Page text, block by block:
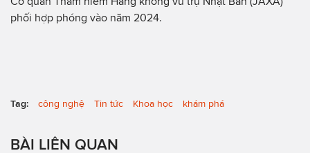
phối hợp phóng vào năm 2024.
Tag: công nghệ Tin tức Khoa học khám phá
BÀI LIÊN QUAN